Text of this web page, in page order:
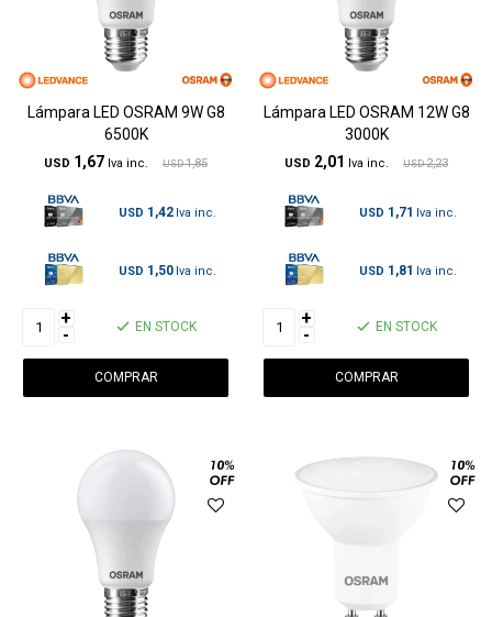
Lámpara LED OSRAM 9W G8
6500K
USD 1,67 USD 1,85
USD 1,42
USD 1,50
+
- EN STOCK
Lámpara LED OSRAM 12W G8
3000K
USD 2,01 USD 2,23
USD 1,71
USD 1,81
+
- EN STOCK